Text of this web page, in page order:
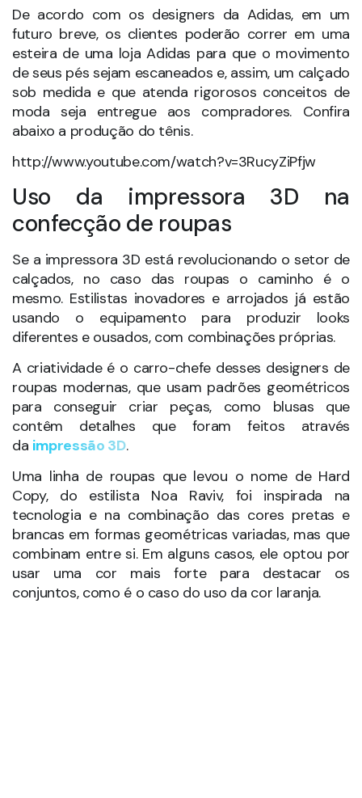
Uma linha de roupas que levou o nome de Hard
Copy, do estilista Noa Raviv, foi inspirada na
tecnologia e na combinação das cores pretas e
brancas em formas geométricas variadas, mas que
combinam entre si. Em alguns casos, ele optou por
usar uma cor mais forte para destacar os
conjuntos, como é o caso do uso da cor laranja.
Na coleção criada pelo estilista, a impressora 3D foi
um artifício fundamental para dar um toque
com outras roupas mais leves, como saias
discretas. O que mais chamou atenção foi, sem
dúvida, a implementação de elementos de plástico
nas peças feitas em impressoras 3D.
roupa tradicional! O que seria “tecido” diante da
possibilidade de criar roupas com materiais
diferentes dos panos com os quais estamos
acostumados?
das linhas e dos fios que estão nas roupas. Com o
uso de um material conhecido como FilaFlex, Danit
Peleg desenvolveu uma bela coleção de roupas
extremamente modernas e diferentes, típicas de
um mundo que mistura real e virtual.